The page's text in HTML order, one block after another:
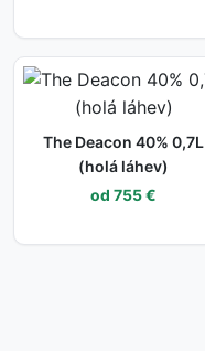
The Deacon 40% 0,7L
(holá láhev)
od 755 €